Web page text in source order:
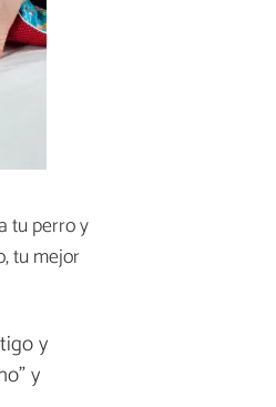
tu perro y
tu mejor
y
y